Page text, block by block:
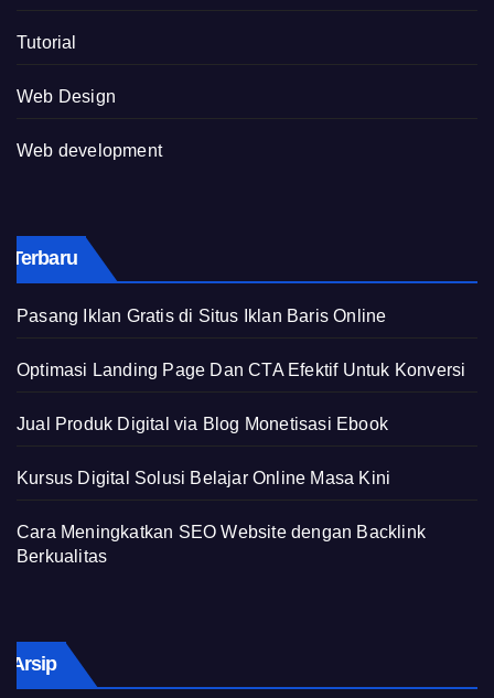
Tutorial
Web Design
Web development
Terbaru
Pasang Iklan Gratis di Situs Iklan Baris Online
Optimasi Landing Page Dan CTA Efektif Untuk Konversi
Jual Produk Digital via Blog Monetisasi Ebook
Kursus Digital Solusi Belajar Online Masa Kini
Cara Meningkatkan SEO Website dengan Backlink
Berkualitas
Arsip